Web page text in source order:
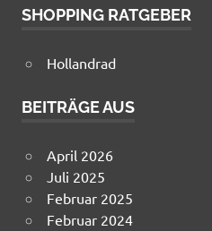
SHOPPING RATGEBER
Hollandrad
BEITRÄGE AUS
April 2026
Juli 2025
Februar 2025
Februar 2024